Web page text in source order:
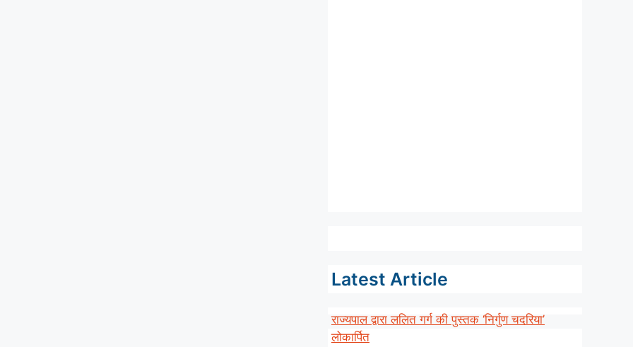
Latest Article
राज्यपाल द्वारा ललित गर्ग की पुस्तक ‘निर्गुण चदरिया’
लोकार्पित